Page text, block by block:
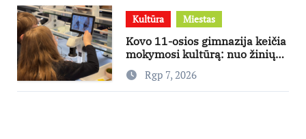
Kultūra Miestas
Kovo 11-osios gimnazija keičia
mokymosi kultūrą: nuo žinių
kaupimo – prie jų supratimo ir
taikymo
Rgp 7, 2026